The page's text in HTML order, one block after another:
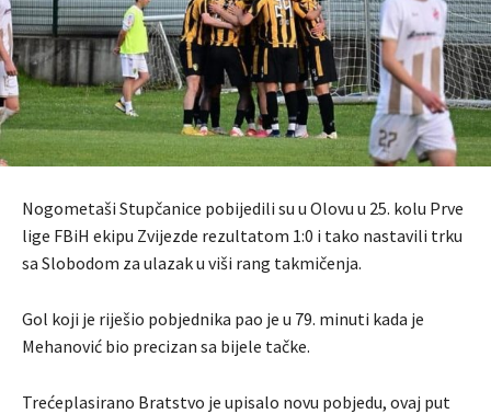
Nogometaši Stupčanice pobijedili su u Olovu u 25. kolu Prve
lige FBiH ekipu Zvijezde rezultatom 1:0 i tako nastavili trku
sa Slobodom za ulazak u viši rang takmičenja.
Gol koji je riješio pobjednika pao je u 79. minuti kada je
Mehanović bio precizan sa bijele tačke.
Trećeplasirano Bratstvo je upisalo novu pobjedu, ovaj put